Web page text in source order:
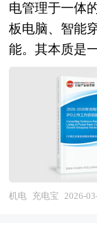
护）以及先进
高，研发周期
电缆不同，特
客户的具体工
天、轨道交通
海探测、智能
础设施等领域
完全统一的国
术规范或行业
UL、IEC、GB
电管理于一体
板电脑、智能
能。其本质是
源管理电路实
过外部电源预
内部电池中，
电，经电压调
供电。 企业
题，而资本市
机电 充电宝 2026-